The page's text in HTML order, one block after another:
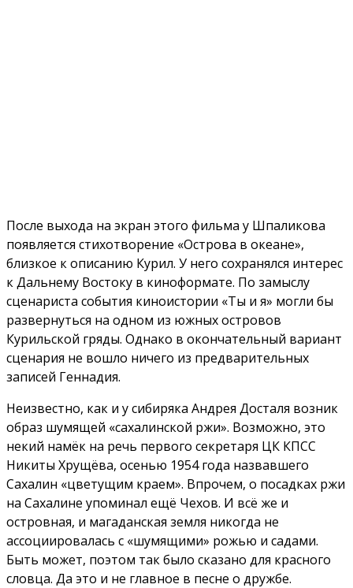
После выхода на экран этого фильма у Шпаликова
появляется стихотворение «Острова в океане»,
близкое к описанию Курил. У него сохранялся интерес
к Дальнему Востоку в киноформате. По замыслу
сценариста события киноистории «Ты и я» могли бы
развернуться на одном из южных островов
Курильской гряды. Однако в окончательный вариант
сценария не вошло ничего из предварительных
записей Геннадия.
Неизвестно, как и у сибиряка Андрея Досталя возник
образ шумящей «сахалинской ржи». Возможно, это
некий намёк на речь первого секретаря ЦК КПСС
Никиты Хрущёва, осенью 1954 года назвавшего
Сахалин «цветущим краем». Впрочем, о посадках ржи
на Сахалине упоминал ещё Чехов. И всё же и
островная, и магаданская земля никогда не
ассоциировалась с «шумящими» рожью и садами.
Быть может, поэтом так было сказано для красного
словца. Да это и не главное в песне о дружбе.